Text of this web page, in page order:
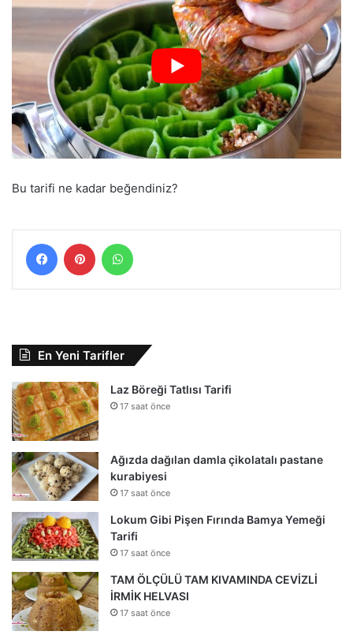
Bu tarifi ne kadar beğendiniz?
FacebookPinterest
En Yeni Tarifler
Laz Böreği Tatlısı Tarifi
17 saat önce
Ağızda dağılan damla çikolatalı pastane
kurabiyesi
17 saat önce
Lokum Gibi Pişen Fırında Bamya Yemeği
Tarifi
17 saat önce
TAM ÖLÇÜLÜ TAM KIVAMINDA CEVİZLİ
İRMİK HELVASI
17 saat önce